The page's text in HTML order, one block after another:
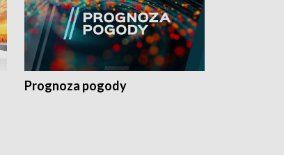
Prognoza pogody